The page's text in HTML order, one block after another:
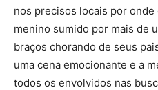
nos precisos locais por onde
menino sumido por mais de
braços chorando de seus
uma cena emocionante e a
todos os envolvidos nas